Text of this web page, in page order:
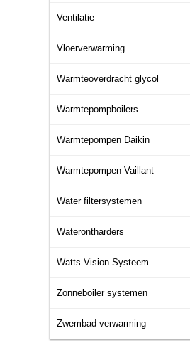
Ventilatie
Vloerverwarming
Warmteoverdracht glycol
Warmtepompboilers
Warmtepompen Daikin
Warmtepompen Vaillant
Water filtersystemen
Waterontharders
Watts Vision Systeem
Zonneboiler systemen
Zwembad verwarming